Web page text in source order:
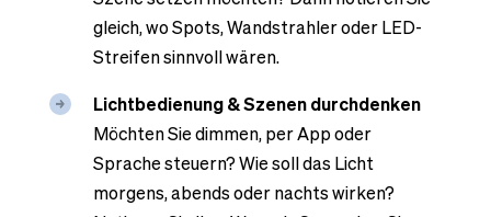
gleich, wo Spots, Wandstrahler oder LED-
Streifen sinnvoll wären.
Lichtbedienung & Szenen durchdenken
Möchten Sie dimmen, per App oder
Sprache steuern? Wie soll das Licht
morgens, abends oder nachts wirken?